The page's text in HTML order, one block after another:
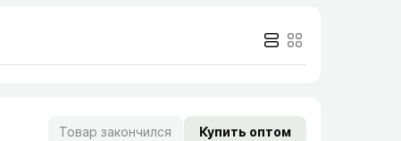
Товар закончился Купить оптом